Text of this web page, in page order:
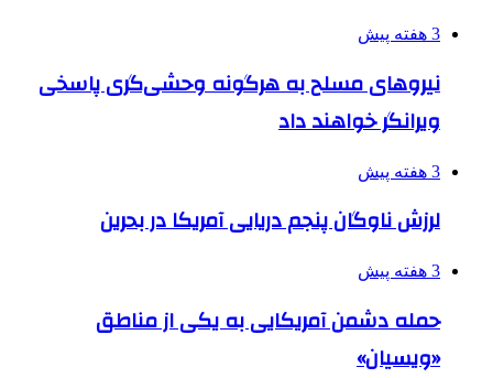
3 هفته پیش
نیروهای مسلح به هرگونه وحشی‌گری پاسخی
ویرانگر خواهند داد
3 هفته پیش
لرزش ناوگان پنجم دریایی آمریکا در بحرین
3 هفته پیش
حمله دشمن آمریکایی به یکی از مناطق
«ویسیان»